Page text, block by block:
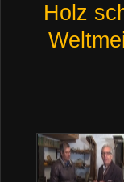
Holz